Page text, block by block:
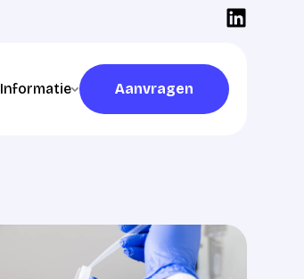
Informatie
Aanvragen
Aanvragen